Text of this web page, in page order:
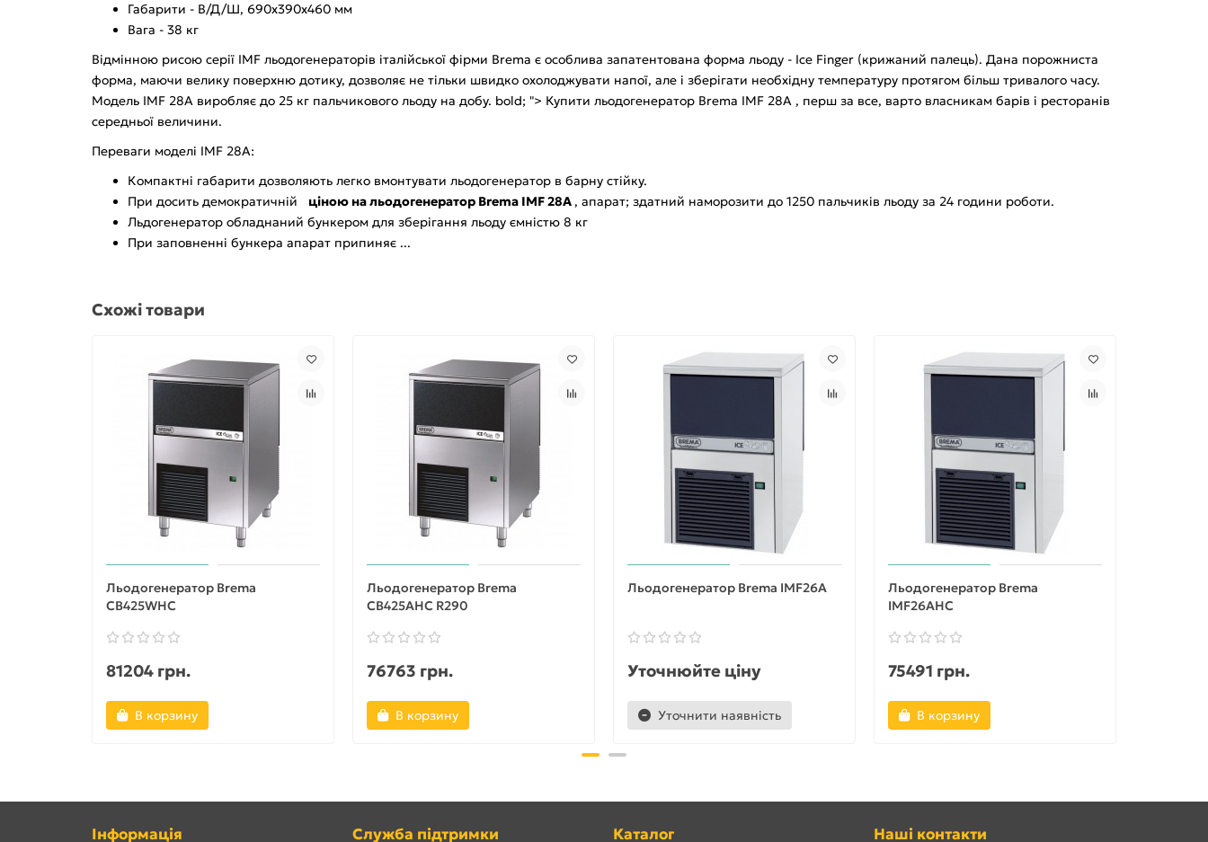
Габарити - В/Д/Ш, 690х390х460 мм
Вага - 38 кг
Відмінною рисою серії IMF льодогенераторів італійської фірми Brema є особлива запатентована форма льоду - Ice Finger (крижаний палець). Дана порожниста
форма, маючи велику поверхню дотику, дозволяє не тільки швидко охолоджувати напої, але і зберігати необхідну температуру протягом більш тривалого часу.
Модель IMF 28А виробляє до 25 кг пальчикового льоду на добу. bold; "> Купити льодогенератор Brema IMF 28A , перш за все, варто власникам барів і ресторанів
середньої величини.
Переваги моделі IMF 28А:
Компактні габарити дозволяють легко вмонтувати льодогенератор в барну стійку.
При досить демократичній ціною на льодогенератор Brema IMF 28A , апарат; здатний наморозити до 1250 пальчиків льоду за 24 години роботи.
Льдогенератор обладнаний бункером для зберігання льоду ємністю 8 кг
При заповненні бункера апарат припиняє ...
Схожі товари
Льодогенератор Brema
CB425WHC
81204 грн.
В корзину
Льодогенератор Brema
CB425AHC R290
76763 грн.
В корзину
Льодогенератор Brema IMF26A
Уточнюйте ціну
Уточнити наявність
Льодогенератор Brema
IMF26AHC
75491 грн.
В корзину
Інформація Служба підтримки Каталог Наші контакти